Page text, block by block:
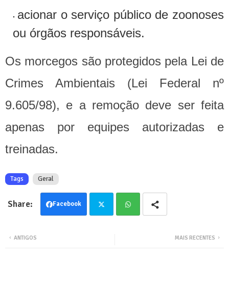
acionar o serviço público de zoonoses
ou órgãos responsáveis.
Os morcegos são protegidos pela Lei de
Crimes Ambientais (Lei Federal nº
9.605/98), e a remoção deve ser feita
apenas por equipes autorizadas e
treinadas.
Tags Geral
Facebook
MAIS RECENTES
ANTIGOS